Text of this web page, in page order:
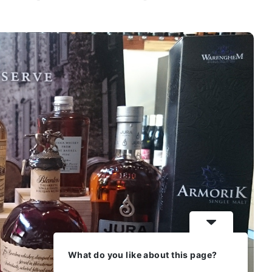
What do you like about this page?